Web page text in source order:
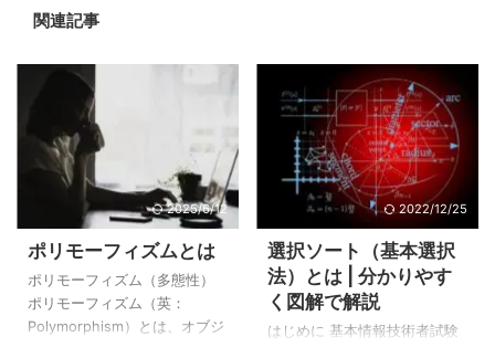
関連記事
2025/6/12
ポリモーフィズムとは
ポリモーフィズム（多態性）
ポリモーフィズム（英：
Polymorphism）とは、オブジ
2022/12/25
選択ソート（基本選択
法）とは | 分かりやす
く図解で解説
はじめに 基本情報技術者試験